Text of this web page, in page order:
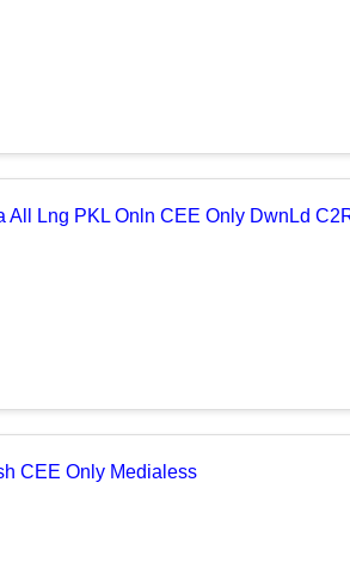
Lng PKL Onln CEE Only DwnLd
CEE Only Medialess